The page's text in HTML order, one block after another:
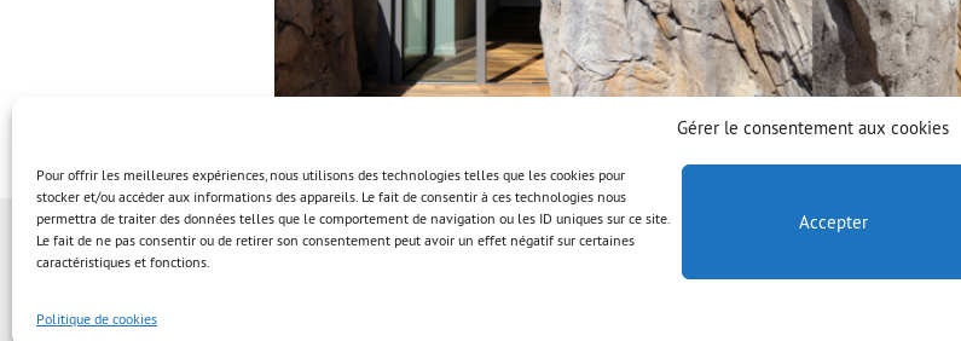
Gérer le consentement aux cookies
Pour offrir les meilleures expériences, nous utilisons des technologies telles que les cookies pour
stocker et/ou accéder aux informations des appareils. Le fait de consentir à ces technologies nous
permettra de traiter des données telles que le comportement de navigation ou les ID uniques sur ce site.
Le fait de ne pas consentir ou de retirer son consentement peut avoir un effet négatif sur certaines
caractéristiques et fonctions.
Accepter
Politique de cookies